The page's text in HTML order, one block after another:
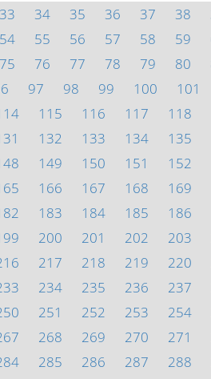
33 34 35 36 37 38
54 55 56 57 58 59
75 76 77 78 79 80
97 98 99 100 101
115 116 117 118
132 133 134 135
149 150 151 152
166 167 168 169
183 184 185 186
200 201 202 203
217 218 219 220
234 235 236 237
251 252 253 254
268 269 270 271
285 286 287 288